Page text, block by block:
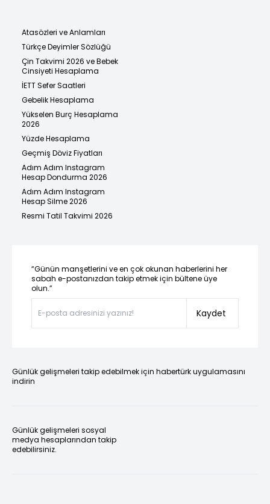
Atasözleri ve Anlamları
Türkçe Deyimler Sözlüğü
Çin Takvimi 2026 ve Bebek
Cinsiyeti Hesaplama
İETT Sefer Saatleri
Gebelik Hesaplama
Yükselen Burç Hesaplama
2026
Yüzde Hesaplama
Geçmiş Döviz Fiyatları
Adım Adım Instagram
Hesap Dondurma 2026
Adım Adım Instagram
Hesap Silme 2026
Resmi Tatil Takvimi 2026
“Günün manşetlerini ve en çok okunan haberlerini her
sabah e-postanızdan takip etmek için bültene üye
olun.”
Kaydet
Günlük gelişmeleri takip edebilmek için habertürk uygulamasını
indirin
Günlük gelişmeleri sosyal
medya hesaplarından takip
edebilirsiniz.